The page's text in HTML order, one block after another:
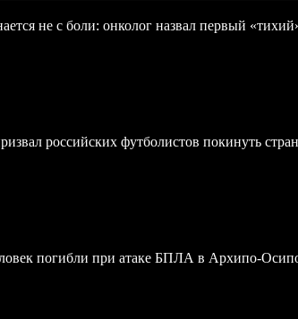
не с боли: онколог назвал первый
российских футболистов покинуть
погибли при атаке БПЛА в Архипо-